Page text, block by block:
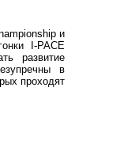
и
I-PACE
развитие
в
проходят